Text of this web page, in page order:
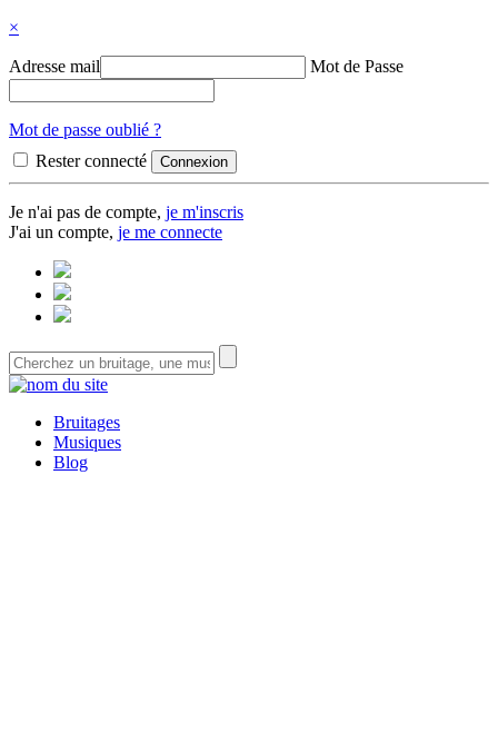
×
Adresse mail Mot de Passe
Mot de passe oublié ?
Rester connecté
Je n'ai pas de compte, je m'inscris
J'ai un compte, je me connecte
Bruitages
Musiques
Blog